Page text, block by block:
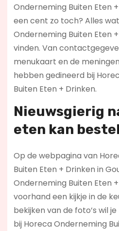
Onderneming Buiten Eten
een cent zo toch? Alles
Onderneming Buiten Eten
vinden. Van
menukaart en de
hebben gedineerd bij
Buiten Eten + Drinken.
Nieuwsgierig
eten kan
Op de webpagina van
Buiten Eten + Drinken in
Onderneming Buiten Eten
voorhand een kijkje in de
bekijken van de foto’s wil
bij Horeca Onderneming